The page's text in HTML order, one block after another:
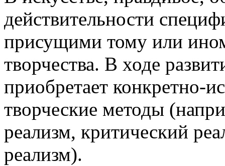
действительности
присущими тому или
творчества. В ходе
приобретает конкретно-
творческие методы
реализм, критический
реализм).